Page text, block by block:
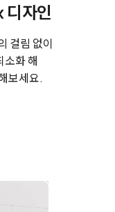
자인
걸림 없이
소화 해
보세요.